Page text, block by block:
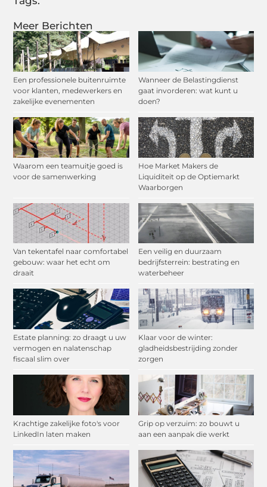
Meer Berichten
Een professionele buitenruimte
voor klanten, medewerkers en
zakelijke evenementen
Wanneer de Belastingdienst
gaat invorderen: wat kunt u
doen?
Waarom een teamuitje goed is
voor de samenwerking
Hoe Market Makers de
Liquiditeit op de Optiemarkt
Waarborgen
Van tekentafel naar comfortabel
gebouw: waar het echt om
draait
Een veilig en duurzaam
bedrijfsterrein: bestrating en
waterbeheer
Estate planning: zo draagt u uw
vermogen en nalatenschap
fiscaal slim over
Klaar voor de winter:
gladheidsbestrijding zonder
zorgen
Krachtige zakelijke foto's voor
LinkedIn laten maken
Grip op verzuim: zo bouwt u
aan een aanpak die werkt